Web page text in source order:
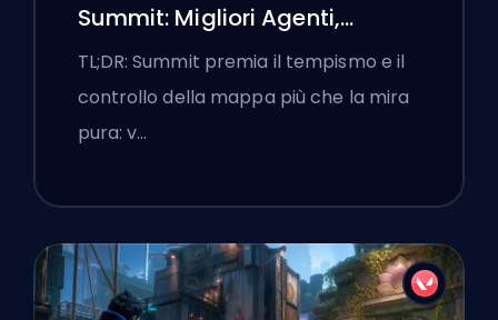
Summit: Migliori Agenti,
Chiamate e Fumogeni
TL;DR: Summit premia il tempismo e il
controllo della mappa più che la mira
pura: v…